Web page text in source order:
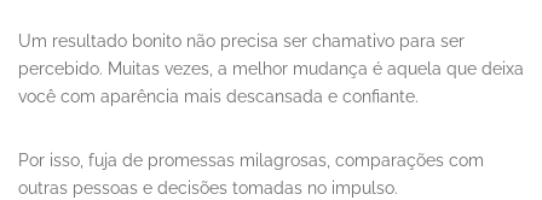
Um resultado bonito não precisa ser chamativo para ser
percebido. Muitas vezes, a melhor mudança é aquela que deixa
você com aparência mais descansada e confiante.
Por isso, fuja de promessas milagrosas, comparações com
outras pessoas e decisões tomadas no impulso.